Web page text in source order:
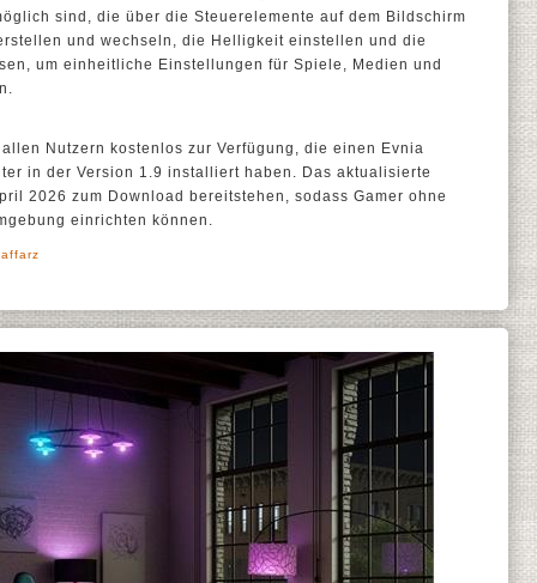
sind, die über die Steuerelemente auf dem Bildschirm
und wechseln, die Helligkeit einstellen und die
um einheitliche Einstellungen für Spiele, Medien und
Nutzern kostenlos zur Verfügung, die einen Evnia
in der Version 1.9 installiert haben. Das aktualisierte
2026 zum Download bereitstehen, sodass Gamer ohne
einrichten können.